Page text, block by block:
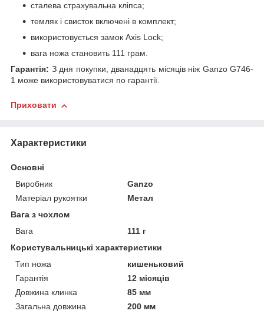
сталева страхувальна кліпса;
темляк і свисток включені в комплект;
використовується замок Axis Lock;
вага ножа становить 111 грам.
Гарантія: З дня покупки, дванадцять місяців ніж Ganzo G746-
1 може використовуватися по гарантії.
Приховати
Характеристики
Основні
Виробник
Ganzo
Матеріал рукоятки
Метал
Вага з чохлом
Вага
111 г
Користувальницькі характеристики
Тип ножа
кишеньковий
Гарантія
12 місяців
Довжина клинка
85 мм
Загальна довжина
200 мм